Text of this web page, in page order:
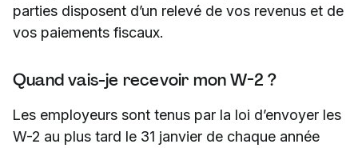
parties disposent d’un relevé de vos revenus et de
vos paiements fiscaux.
Quand vais-je recevoir mon W-2 ?
Les employeurs sont tenus par la loi d’envoyer les
W-2 au plus tard le 31 janvier de chaque année